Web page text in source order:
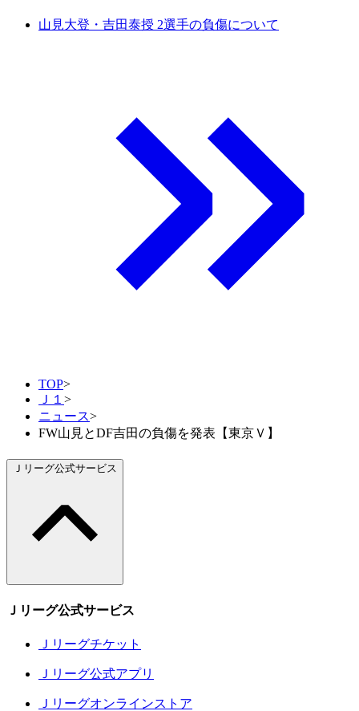
山見大登・吉田泰授 2選手の負傷について
TOP>
Ｊ１ >
ニュース>
FW山見とDF吉田の負傷を発表【東京Ｖ】
Ｊリーグ公式サービス
Ｊリーグ公式サービス
Ｊリーグチケット
Ｊリーグ公式アプリ
Ｊリーグオンラインストア